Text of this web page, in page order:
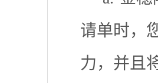
请单时，
力，并且